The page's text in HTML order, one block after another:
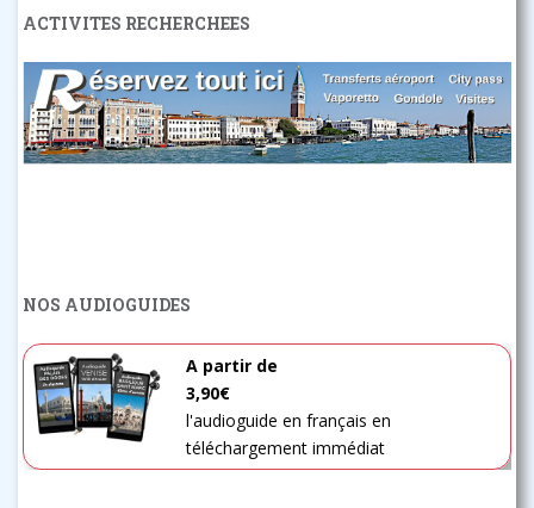
ACTIVITES RECHERCHEES
NOS AUDIOGUIDES
A partir de
3,90€
l'audioguide en français en
téléchargement immédiat